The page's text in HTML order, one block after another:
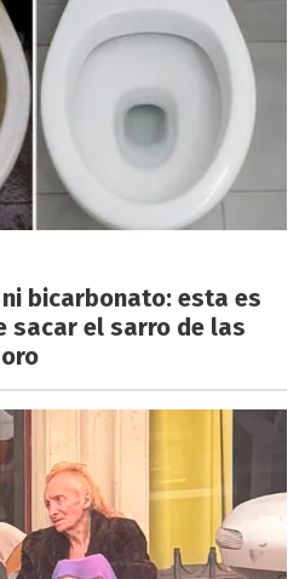
bicarbonato: esta es
sacar el sarro de las